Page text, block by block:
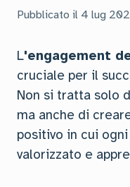
Pubblicato il 4 lug
L'engagement
cruciale per il
Non si tratta solo
ma anche di
positivo in cui
valorizzato e